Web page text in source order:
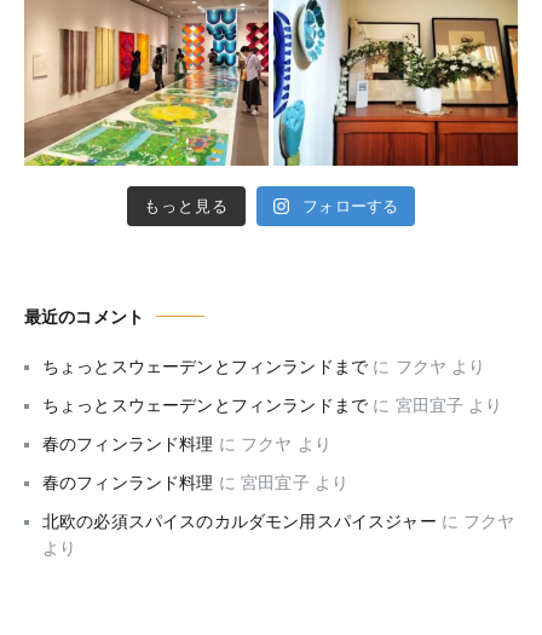
もっと見る フォローする
最近のコメント
ちょっとスウェーデンとフィンランドまで に フクヤ より
ちょっとスウェーデンとフィンランドまで に 宮田宜子 より
春のフィンランド料理 に フクヤ より
春のフィンランド料理 に宮田宜子 より
北欧の必須スパイスのカルダモン用スパイスジャー に フクヤ
より